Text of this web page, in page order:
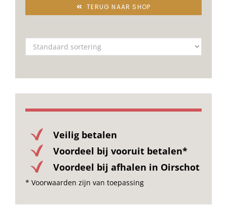
TERUG NAAR SHOP
Veilig betalen
Voordeel bij vooruit betalen*
Voordeel bij afhalen in Oirschot
* Voorwaarden zijn van toepassing